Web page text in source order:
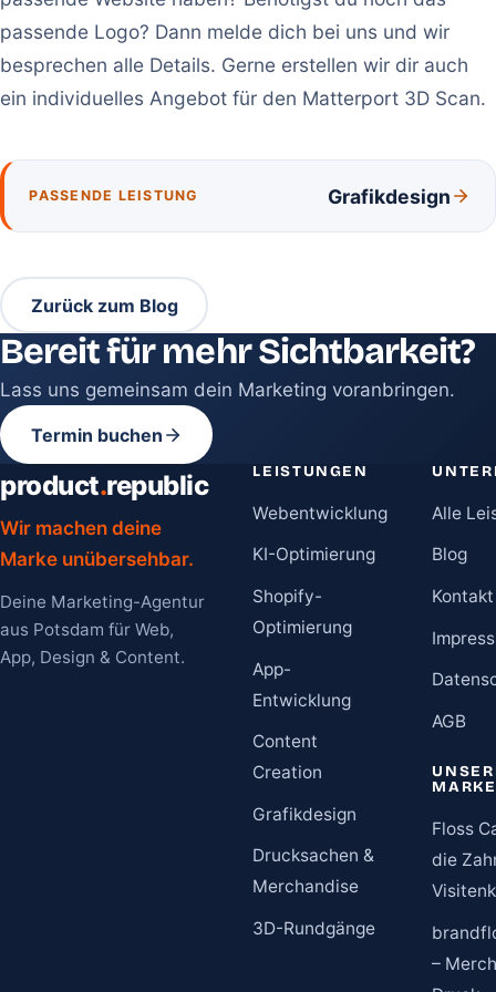
passende Logo? Dann melde dich bei uns und wir
besprechen alle Details. Gerne erstellen wir dir auch
ein individuelles Angebot für den Matterport 3D Scan.
PASSENDE LEISTUNG Grafikdesign
Zurück zum Blog
Bereit für mehr Sichtbarkeit?
Lass uns gemeinsam dein Marketing voranbringen.
Termin buchen
product.republic
Wir machen deine
Marke unübersehbar.
Deine Marketing-Agentur
aus Potsdam für Web,
App, Design & Content.
LEISTUNGEN
Webentwicklung
KI-Optimierung
Shopify-
Optimierung
App-
Entwicklung
Content
Creation
Grafikdesign
Drucksachen &
Merchandise
3D-Rundgänge
Alle
Blog
Kontakt
AGB
Floss
die
–